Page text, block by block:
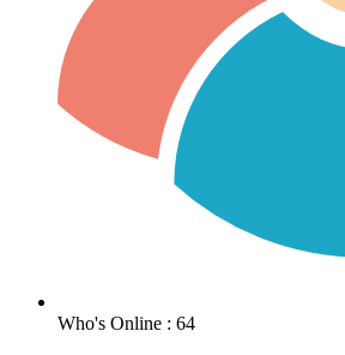
Who's Online : 64